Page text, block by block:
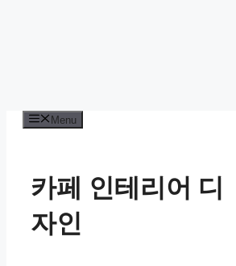
Menu
카페 인테리어 디
자인